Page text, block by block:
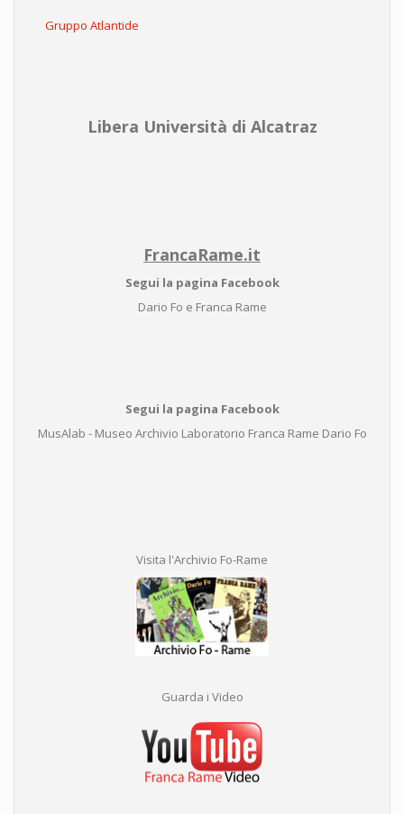
Gruppo Atlantide
Libera Università di Alcatraz
FrancaRame.it
Segui la pagina Facebook
Dario Fo e Franca Rame
Segui la pagina Facebook
MusAlab - Museo Archivio Laboratorio Franca Rame Dario Fo
Visita l'Archivio Fo-Rame
Guarda i Video